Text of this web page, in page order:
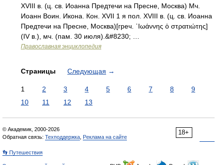
XVIII в. (ц. св. Иоанна Предтечи на Пресне, Москва) Мч.
Иоанн Воин. Икона. Кон. XVII 1 я пол. XVIII в. (ц. св. Иоанна
Предтечи на Пресне, Москва)[греч. ᾿Ιωάννης ὁ στρατιώτης]
(IV в.), мч. (пам. 30 июля).&#8230; …
Православная энциклопедия
Страницы Следующая →
1 2 3 4 5 6 7 8
9
10
11 12 13
18+
© Академик, 2000-2026
Обратная связь: Техподдержка Реклама на сайте
👣 Путешествия